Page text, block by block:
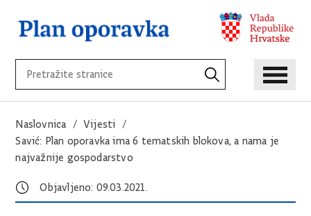
Naslovnica
Vijesti
Savić: Plan oporavka ima 6 tematskih blokova, a nama je
najvažnije gospodarstvo
Objavljeno: 09.03.2021.